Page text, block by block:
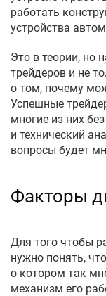
работать
устройства
Это в теории, но
трейдеров и не
о том, почему
Успешные
многие из них
и технический
вопросы будет
Факторы
Для того чтобы
нужно понять,
о котором так
механизм его